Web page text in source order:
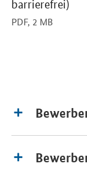
barrierefrei)
PDF, 2 MB